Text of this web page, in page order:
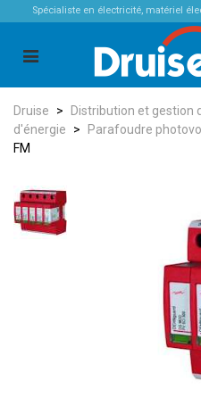
Spécialiste en électricité, matériel
Druise > Distribution et gestion
d'énergie
> Parafoudre
FM